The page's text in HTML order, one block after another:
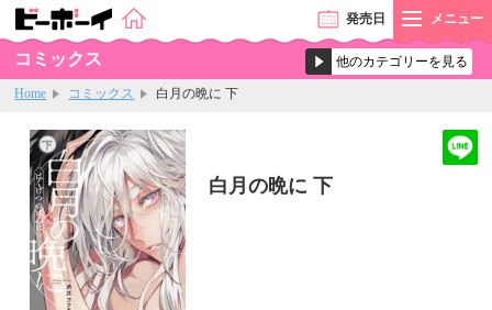
発売日 メニュー
コミックス
Home コミックス 白月の晩に 下
白月の晩に 下